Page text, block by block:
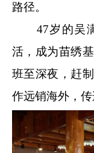
路径。
47岁的吴满
活，成为苗绣
班至深夜，赶
作远销海外，传